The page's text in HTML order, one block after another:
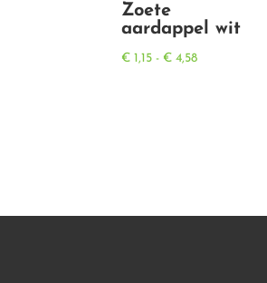
Zoete
aardappel wit
€ 1,15 - € 4,58Prijsklasse: